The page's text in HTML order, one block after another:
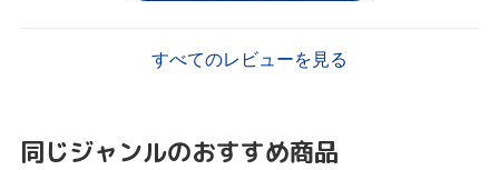
すべてのレビューを見る
同じジャンルのおすすめ商品